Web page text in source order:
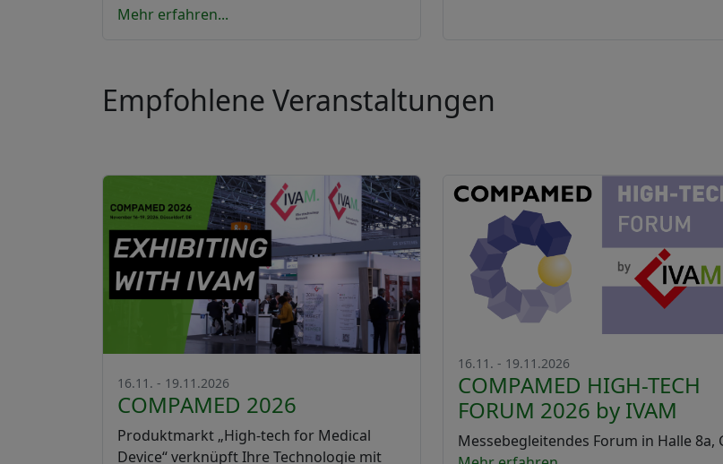
Mehr erfahren...
Empfohlene Veranstaltungen
16.11. - 19.11.2026
COMPAMED 2026
Produktmarkt „High-tech for Medical
Device“ verknüpft Ihre Technologie mit
16.11. - 19.11.2026
COMPAMED HIGH-TECH
FORUM 2026 by IVAM
Messebegleitendes Forum in Halle 8a,